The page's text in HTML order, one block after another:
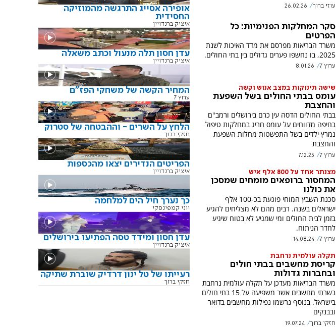
עוזי ברוך 26.02.26
סקר המחלקות הפנימיות: כל
הפרטים
משרד הבריאות מפרסם את מדד האיכות לשנת
2025, בו נחשפו פערים גדולים בין בתי החולים.
ערוץ 7 8.01.26
שישה תינוקות במצב אנוש וקשה
עומס בבתי החולים בשל השפעת
והחצבת
בבתי החולים הדסה עין כרם בירושלים ורמב"ם
בחיפה מדווחים על עומס חריג במחלקות טיפול
נמרץ ילדים בשל התפשטות מחלות השפעת
והחצבת
ערוץ 7 7.12.25
מצנתר אחד על 800 אלף איש
המחסור ברופאים מומחים שמסכן
את כולנו
סכנת השבץ המוחי פוגעת בכ-100 אלף
ישראלים בשנה. רבים מהם לא מצליחים להגיע
בזמן לבית החולים ומי שמגיע לא בטוח שיגיע
לחדר הניתוח.
ערוץ 7 14.08.24
תקלה עולמית נרחבת
קריסת מחשבים בבתי חולים
ובחברות גדולות
משרד הבריאות מעדכן על תקלה עולמית נרחבת
בשרתי מחשבים אשר משפיעה על 15 בתי חולים
בישראל. בנוסף נרשמו נפילות מחשבים בדואר
ובבנקים
חזקי ברוך 19.07.24
אופירה אסייג התרגשה מהמוזיקה
החסידית
איציק ברנדויין
עדן חסון תלה מנעול וכתב משאלה
איציק ברנדויין
המחיר הקשה של משחקי הפז"ם
ערוץ 7
הלחץ על השרים - וההבטחה של סטרוק
חזקי ברוך
הפריטים הנדירים יצאו מהכספות
איציק ברנדויין
כך נערך חיל הים למלחמה
יוני קמפינסקי
עדן חסון ומידד טסה הפתיעו בירושלים
איציק ברנדויין
רעייתו של טל ינון דרדיק שוברת שתיקה
חזקי ברוך